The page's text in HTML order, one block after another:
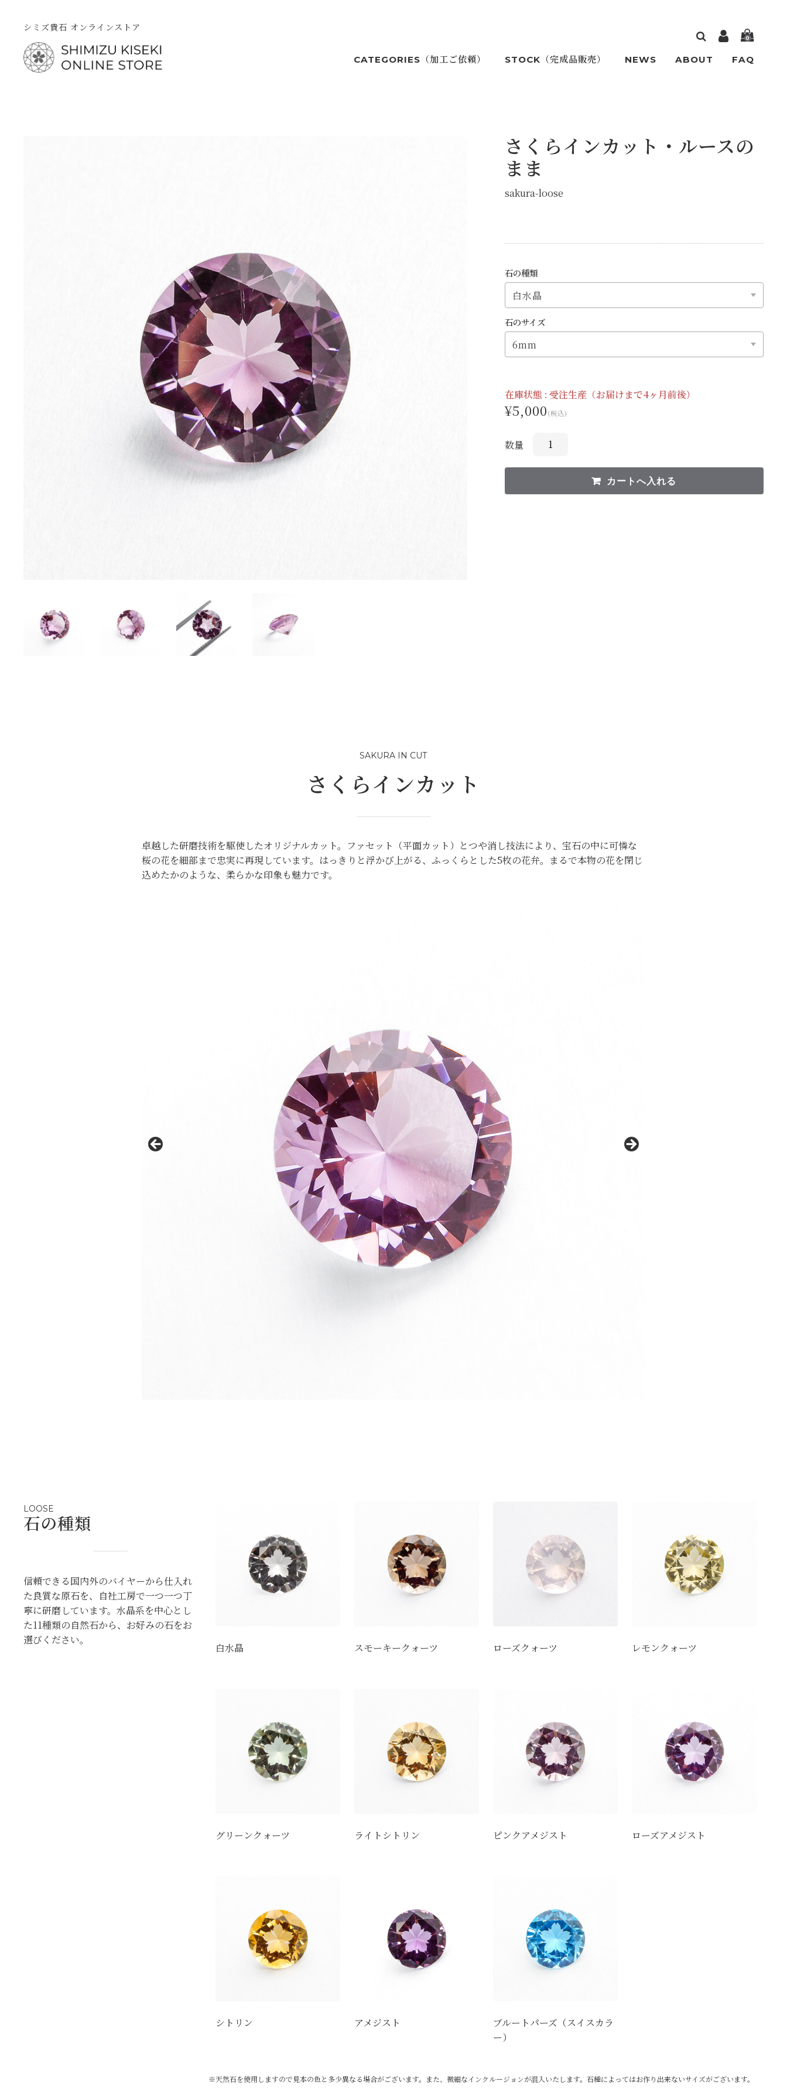
シミズ貴石 オンラインストア
0
CATEGORIES（加工ご依頼） STOCK（完成品販売） NEWS ABOUT FAQ
さくらインカット・ルースの
まま
sakura-loose
石の種類
石のサイズ
在庫状態 : 受注生産（お届けまで4ヶ月前後）
¥5,000(税込)
数量
SAKURA IN CUT
さくらインカット
卓越した研磨技術を駆使したオリジナルカット。ファセット（平面カット）とつや消し技法により、宝石の中に可憐な
桜の花を細部まで忠実に再現しています。はっきりと浮かび上がる、ふっくらとした5枚の花弁。まるで本物の花を閉じ
込めたかのような、柔らかな印象も魅力です。
LOOSE
石の種類
信頼できる国内外のバイヤーから仕入れ
た良質な原石を、自社工房で一つ一つ丁
寧に研磨しています。水晶系を中心とし
た11種類の自然石から、お好みの石をお
選びください。
白水晶 スモーキークォーツ ローズクォーツ レモンクォーツ
グリーンクォーツ ライトシトリン ピンクアメジスト ローズアメジスト
シトリン アメジスト
ブルートパーズ（スイスカラ
ー）
※天然石を使用しますので見本の色と多少異なる場合がございます。また、微細なインクルージョンが混入いたします。石種によってはお作り出来ないサイズがございます。